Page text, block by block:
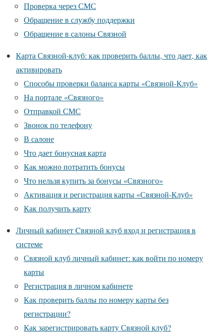
Проверка через СМС
Обращение в службу поддержки
Обращение в салоны Связной
Карта Связной-клуб: как проверить баллы, что дает, как
активировать
Способы проверки баланса карты «Связной-Клуб»
На портале «Связного»
Отправкой СМС
Звонок по телефону
В салоне
Что дает бонусная карта
Как можно потратить бонусы
Что нельзя купить за бонусы «Связного»
Активация и регистрация карты «Связной-Клуб»
Как получить карту
Личный кабинет Cвязной клуб вход и регистрация в
системе
Связной клуб личный кабинет: как войти по номеру
карты
Регистрация в личном кабинете
Как проверить баллы по номеру карты без
регистрации?
Как зарегистрировать карту Связной клуб?